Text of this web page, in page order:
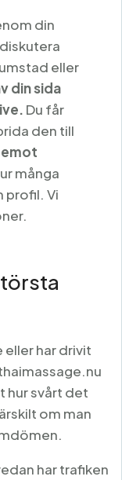
din
eller
din sida
Du får
den till
emot
många
profil. Vi
eller har drivit
hur svårt det
om man
har trafiken